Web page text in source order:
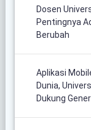
Dosen
Pentingnya
Berubah
Aplikasi
Dunia,
Dukung